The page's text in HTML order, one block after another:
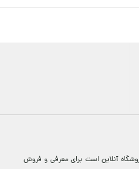
آنلاين است برای معرفی و فروش